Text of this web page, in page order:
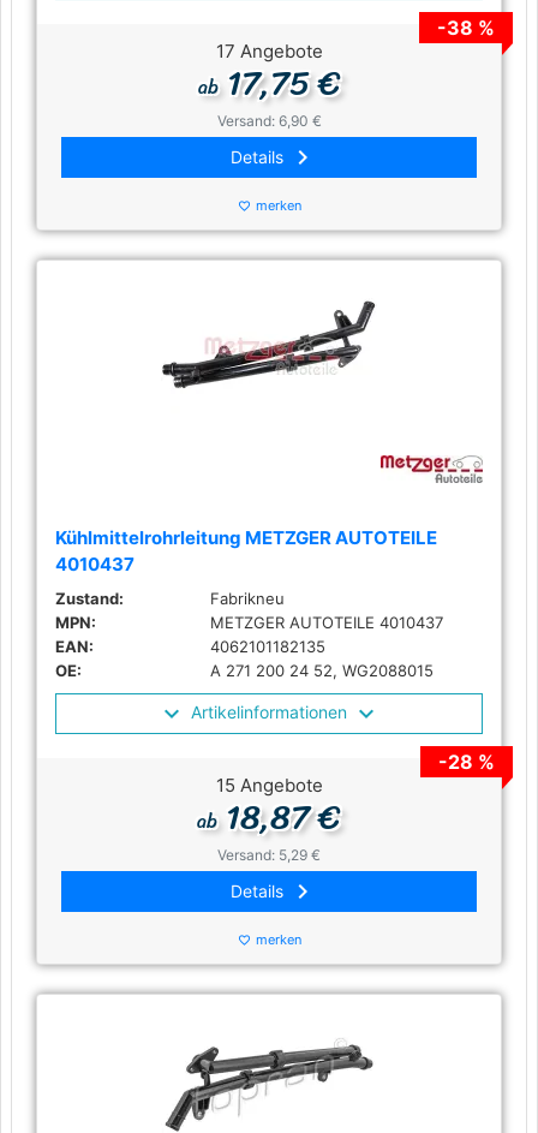
-38 %
17 Angebote
ab17,75 €
Versand: 6,90 €
Details keyboard_arrow_right
favorite_border merken
Kühlmittelrohrleitung METZGER AUTOTEILE
4010437
Zustand:
Fabrikneu
MPN:
METZGER AUTOTEILE 4010437
EAN:
4062101182135
OE:
A 271 200 24 52, WG2088015
Artikelinformationen
-28 %
15 Angebote
ab18,87 €
Versand: 5,29 €
Details keyboard_arrow_right
favorite_border merken